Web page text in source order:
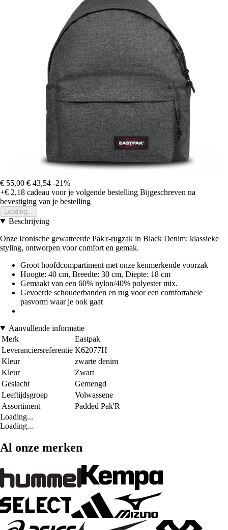
€ 55,00 € 43,54 -21%
+€ 2,18 cadeau voor je volgende bestelling Bijgeschreven na
bevestiging van je bestelling
Loading...
Beschrijving
Onze iconische gewatteerde Pak'r-rugzak in Black Denim: klassieke
styling, ontworpen voor comfort en gemak.
Groot hoofdcompartiment met onze kenmerkende voorzak
Hoogte: 40 cm, Breedte: 30 cm, Diepte: 18 cm
Gemaakt van een 60% nylon/40% polyester mix.
Gevoerde schouderbanden en rug voor een comfortabele
pasvorm waar je ook gaat
Aanvullende informatie
Merk
Eastpak
Leveranciersreferentie K62077H
Kleur
zwarte denim
Kleur
Zwart
Geslacht
Gemengd
Leeftijdsgroep
Volwassene
Assortiment
Padded Pak'R
Loading...
Loading...
Al onze merken